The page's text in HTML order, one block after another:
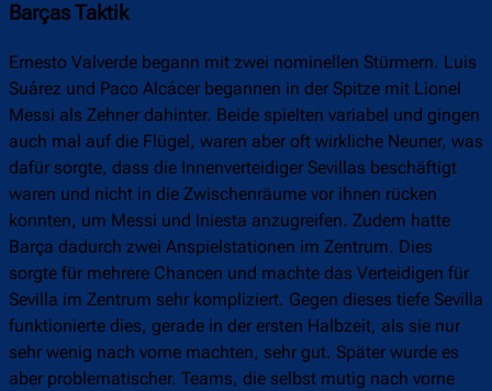
Barças Taktik
Ernesto Valverde begann mit zwei nominellen Stürmern. Luis
Suárez und Paco Alcácer begannen in der Spitze mit Lionel
Messi als Zehner dahinter. Beide spielten variabel und gingen
auch mal auf die Flügel, waren aber oft wirkliche Neuner, was
dafür sorgte, dass die Innenverteidiger Sevillas beschäftigt
waren und nicht in die Zwischenräume vor ihnen rücken
konnten, um Messi und Iniesta anzugreifen. Zudem hatte
Barça dadurch zwei Anspielstationen im Zentrum. Dies
sorgte für mehrere Chancen und machte das Verteidigen für
Sevilla im Zentrum sehr kompliziert. Gegen dieses tiefe Sevilla
funktionierte dies, gerade in der ersten Halbzeit, als sie nur
sehr wenig nach vorne machten, sehr gut. Später wurde es
aber problematischer. Teams, die selbst mutig nach vorne